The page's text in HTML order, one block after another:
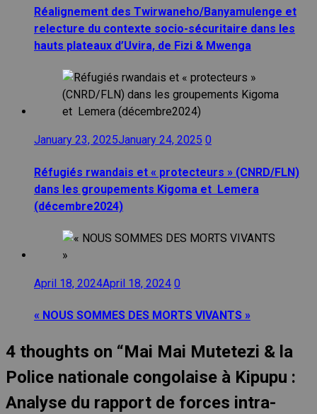
Réalignement des Twirwaneho/Banyamulenge et
relecture du contexte socio-sécuritaire dans les
hauts plateaux d’Uvira, de Fizi & Mwenga
January 23, 2025January 24, 2025 0
Réfugiés rwandais et « protecteurs » (CNRD/FLN)
dans les groupements Kigoma et Lemera
(décembre2024)
April 18, 2024April 18, 2024 0
« NOUS SOMMES DES MORTS VIVANTS »
4 thoughts on “Mai Mai Mutetezi & la
Police nationale congolaise à Kipupu :
Analyse du rapport de forces intra-